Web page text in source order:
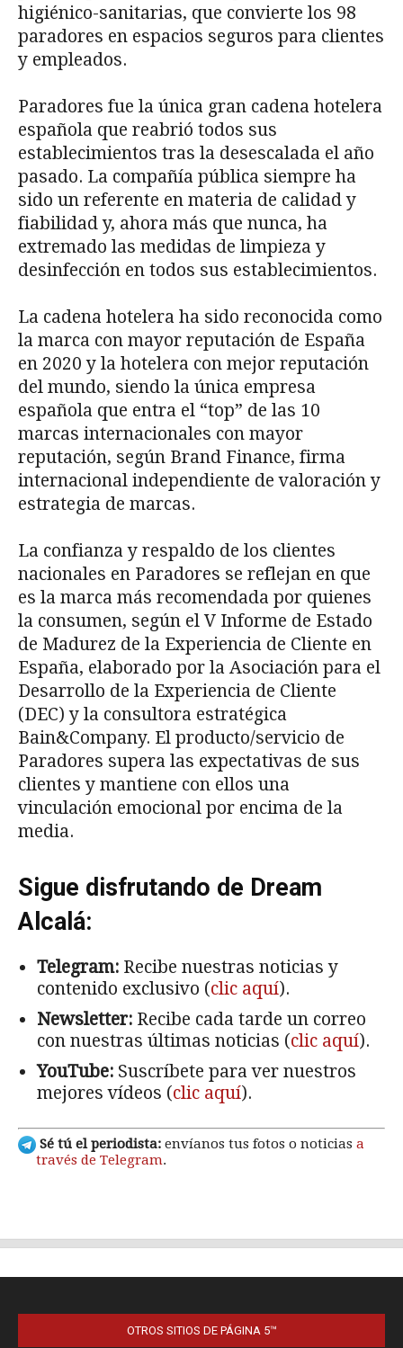
OTROS SITIOS DE PÁGINA 5™